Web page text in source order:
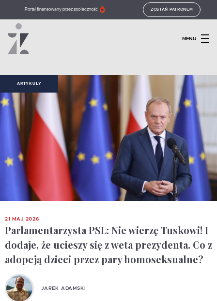
Portal finansowany przez społeczność ZOSTAŃ PATRONEM
MENU
ARTYKUŁY
21 MAJ 2026
Parlamentarzysta PSL: Nie wierzę Tuskowi! I
dodaje, że ucieszy się z weta prezydenta. Co z
adopcją dzieci przez pary homoseksualne?
JAREK ADAMSKI